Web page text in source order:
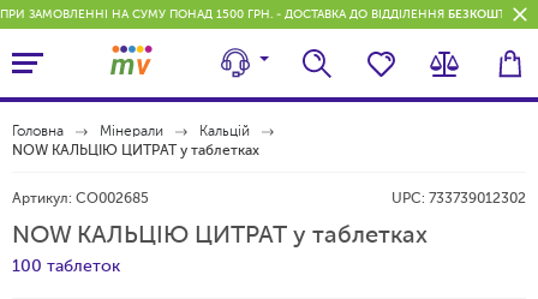
ПРИ ЗАМОВЛЕННІ НА СУМУ ПОНАД 1500 ГРН. - ДОСТАВКА ДО ВІДДІЛЕННЯ
Головна Мінерали
Кальцій
NOW КАЛЬЦІЮ ЦИТРАТ у таблетках
Артикул: CO002685 UPC: 733739012302
NOW КАЛЬЦІЮ ЦИТРАТ у таблетках
100 таблеток